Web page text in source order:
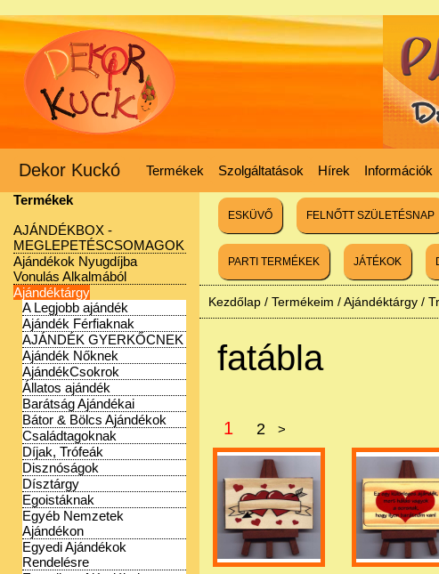
Dekor Kuckó Termékek Szolgáltatások Hírek Információk
Termékek
AJÁNDÉKBOX -
MEGLEPETÉSCSOMAGOK
Ajándékok Nyugdíjba
Vonulás Alkalmából
Ajándéktárgy
A Legjobb ajándék
Ajándék Férfiaknak
AJÁNDÉK GYERKŐCNEK
Ajándék Nőknek
AjándékCsokrok
Állatos ajándék
Barátság Ajándékai
Bátor & Bölcs Ajándékok
Családtagoknak
Díjak, Trófeák
Disznóságok
Dísztárgy
Egoistáknak
Egyéb Nemzetek
Ajándékon
Egyedi Ajándékok
Rendelésre
ESKÜVŐ FELNŐTT SZÜLETÉSNAP
PARTI TERMÉKEK JÁTÉKOK
Kezdőlap / Termékeim /Ajándéktárgy /
fatábla
1 2 >